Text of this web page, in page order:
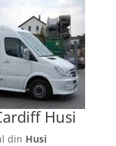
Husi
din Husi